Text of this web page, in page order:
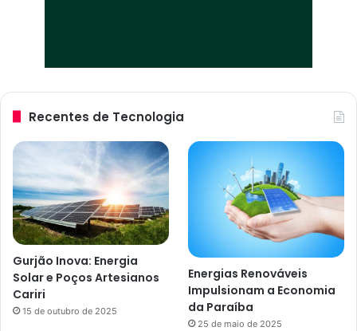
Recentes de Tecnologia
Gurjão Inova: Energia
Solar e Poços Artesianos
Cariri
15 de outubro de 2025
Energias Renováveis
Impulsionam a Economia
da Paraíba
25 de maio de 2025